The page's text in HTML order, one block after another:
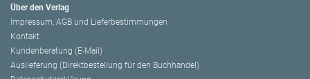
Über den Verlag
Impressum, AGB und Lieferbestimmungen
Kontakt
Kundenberatung (E-Mail)
Auslieferung (Direktbestellung für den Buchhandel)